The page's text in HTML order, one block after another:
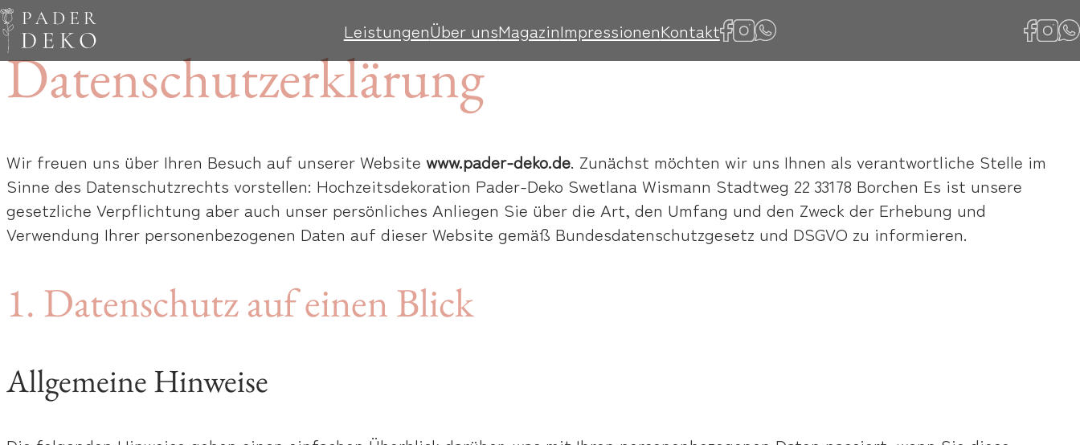
LeistungenÜber unsMagazinImpressionenKontakt
Datenschutzerklärung
Wir freuen uns über Ihren Besuch auf unserer Website www.pader-deko.de. Zunächst möchten wir uns Ihnen als verantwortliche Stelle im
Sinne des Datenschutzrechts vorstellen: Hochzeitsdekoration Pader-Deko Swetlana Wismann Stadtweg 22 33178 Borchen Es ist unsere
gesetzliche Verpflichtung aber auch unser persönliches Anliegen Sie über die Art, den Umfang und den Zweck der Erhebung und
Verwendung Ihrer personenbezogenen Daten auf dieser Website gemäß Bundesdatenschutzgesetz und DSGVO zu informieren.
1. Datenschutz auf einen Blick
Allgemeine Hinweise